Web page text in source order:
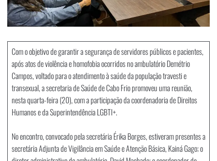
Com o objetivo de garantir a segurança de servidores públicos e pacientes,
após atos de violência e homofobia ocorridos no ambulatório Demétrio
Campos, voltado para o atendimento à saúde da população travesti e
transexual, a secretaria de Saúde de Cabo Frio promoveu uma reunião,
nesta quarta-feira (20), com a participação da coordenadoria de Direitos
Humanos e da Superintendência LGBTI+.
No encontro, convocado pela secretária Érika Borges, estiveram presentes a
secretária Adjunta de Vigilância em Saúde e Atenção Básica, Kainá Gago; o